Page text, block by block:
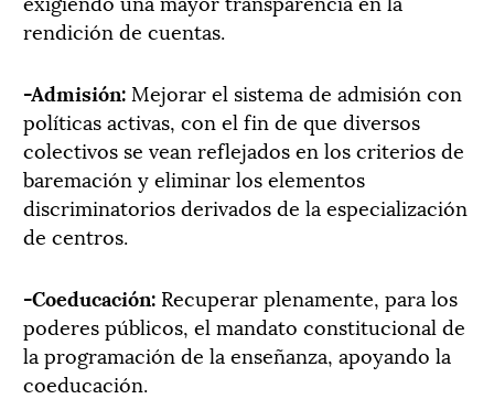
rendición de cuentas. ­­­
-Admisión: Mejorar el sistema de admisión con
políticas activas, con el fin de que diversos
colectivos se vean reflejados en los criterios de
baremación y eliminar los elementos
discriminatorios derivados de la especialización
de centros. ­­­
-Coeducación: Recuperar plenamente, para los
poderes públicos, el mandato constitucional de
la programación de la enseñanza, apoyando la
coeducación. ­­­